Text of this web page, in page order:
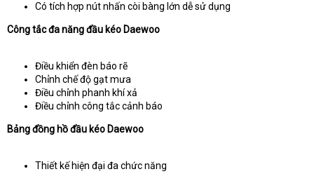
Có tích hợp nút nhấn còi bàng lớn dễ sử dụng
Công tắc đa năng đầu kéo Daewoo
Điều khiển đèn báo rẽ
Chỉnh chế độ gạt mưa
Điều chỉnh phanh khí xả
Điều chỉnh công tắc cảnh báo
Bảng đồng hồ đầu kéo Daewoo
Thiết kế hiện đại đa chức năng